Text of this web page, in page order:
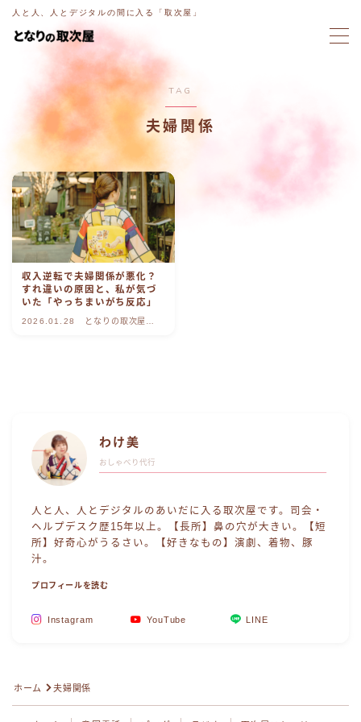
人と人、人とデジタルの間に入る「取次屋」
MENU
ホーム
意図電話
ブログ
ラジオ
取次屋ストーリー
TAG
夫婦関係
収入逆転で夫婦関係が悪化？
すれ違いの原因と、私が気づ
いた「やっちまいがち反応」
2026.01.28
となりの取次屋
わけ美
おしゃべり代行
人と人、人とデジタルのあいだに入る取次屋です。司会・
ヘルプデスク歴15年以上。【長所】鼻の穴が大きい。【短
所】好奇心がうるさい。【好きなもの】演劇、着物、豚
汁。
プロフィールを読む
Instagram YouTube LINE
ホーム 夫婦関係